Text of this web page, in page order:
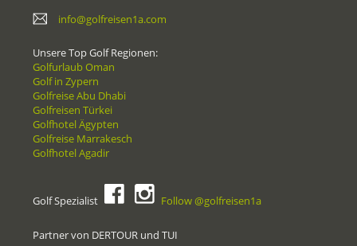
info@golfreisen1a.com
Unsere Top Golf Regionen:
Golfurlaub Oman
Golf in Zypern
Golfreise Abu Dhabi
Golfreisen Türkei
Golfhotel Ägypten
Golfreise Marrakesch
Golfhotel Agadir
Golf Spezialist Follow @golfreisen1a
Partner von DERTOUR und TUI